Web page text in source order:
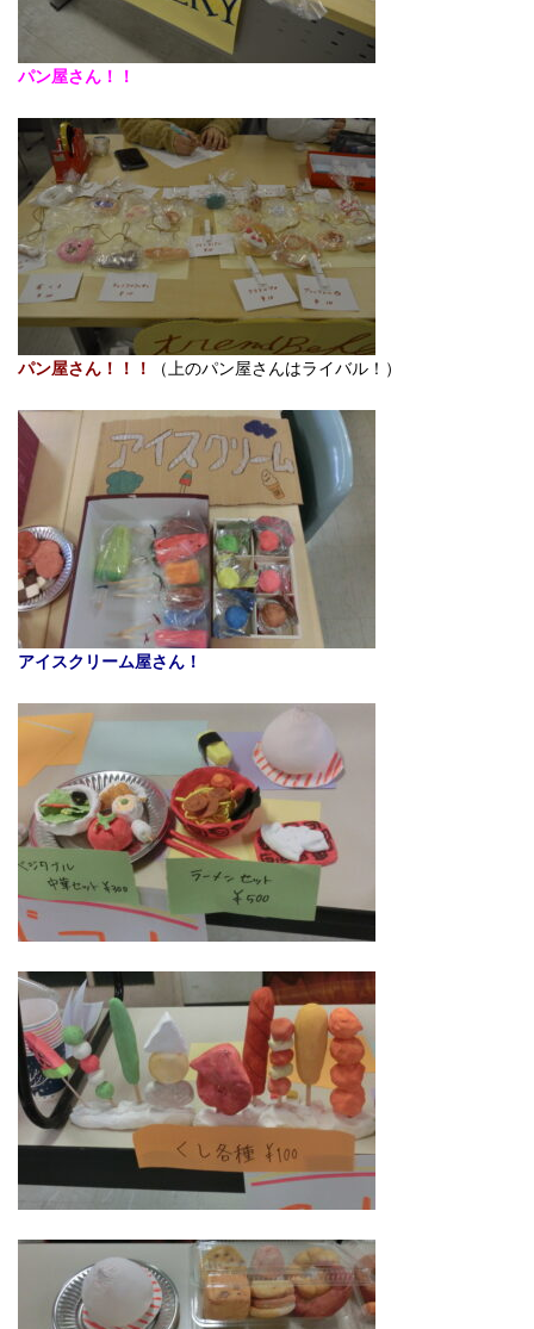
パン屋さん！！
パン屋さん！！！ （上のパン屋さんはライバル！）
アイスクリーム屋さん！